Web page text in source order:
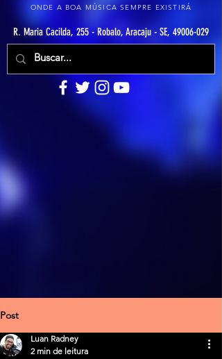
ONDE A BOA MÚSICA SEMPRE EXISTIRÁ
R. Maria Cacilda, 255 - Robalo, Aracaju - SE, 49006-029
Post
Luan Radney
2 min de leitura